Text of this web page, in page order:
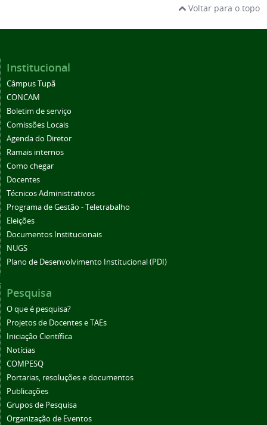
Voltar para o topo
Institucional
Câmpus Tupã
CONCAM
Boletim de serviço
Comissões Locais
Agenda do Diretor
Ramais internos
Como chegar
Docentes
Técnicos Administrativos
Programa de Gestão - Teletrabalho
Eleições
Documentos Institucionais
NUGS
Plano de Desenvolvimento Institucional (PDI)
Pesquisa
O que é pesquisa?
Projetos de Docentes e TAEs
Iniciação Científica
Notícias
COMPESQ
Portarias, resoluções e documentos
Publicações
Grupos de Pesquisa
Organização de Eventos